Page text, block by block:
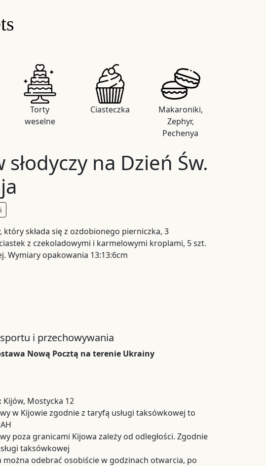
Torty
weselne
Ciasteczka
Makaroniki,
Zephyr,
Pechenya
słodyczy na Dzień Św.
który składa się z ozdobionego pierniczka, 3
z czekoladowymi i karmelowymi kroplami, 5 szt.
Wymiary opakowania 13:13:6cm
i przechowywania
Nową Pocztą na terenie Ukrainy
Kijów, Mostycka 12
w Kijowie zgodnie z taryfą usługi taksówkowej to
poza granicami Kijowa zależy od odległości. Zgodnie
taksówkowej
można odebrać osobiście w godzinach otwarcia, po